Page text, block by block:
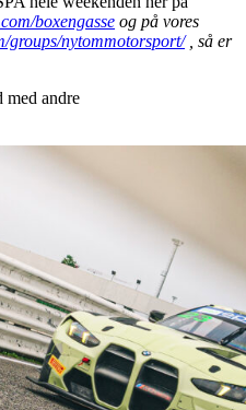
boxengasse og på vores
groups/nytommotorsport/, så er
med andre